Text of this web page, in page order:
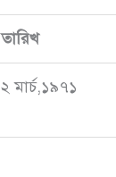
তারিখ
২ মার্চ,১৯৭১